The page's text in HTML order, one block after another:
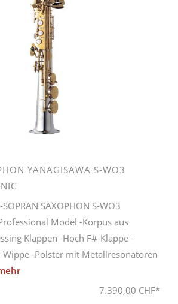
YANAGISAWA S-WO3
SAXOPHON S-WO3
Model -Korpus aus
Klappen -Hoch F#-Klappe -
-Polster mit Metallresonatoren
7.390,00 CHF*